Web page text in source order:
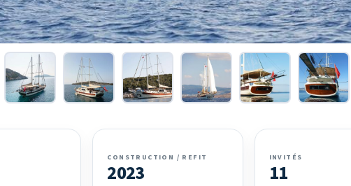
CONSTRUCTION / REFIT
2023
INVITÉS
11